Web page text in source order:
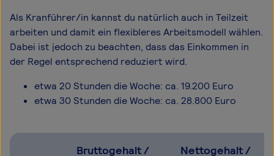
Als Kranführer/in kannst du natürlich auch in Teilzeit
arbeiten und damit ein flexibleres Arbeitsmodell wählen.
Dabei ist jedoch zu beachten, dass das Einkommen in
der Regel entsprechend reduziert wird.
etwa 20 Stunden die Woche: ca. 19.200 Euro
etwa 30 Stunden die Woche: ca. 28.800 Euro
Bruttogehalt /
Nettogehalt /